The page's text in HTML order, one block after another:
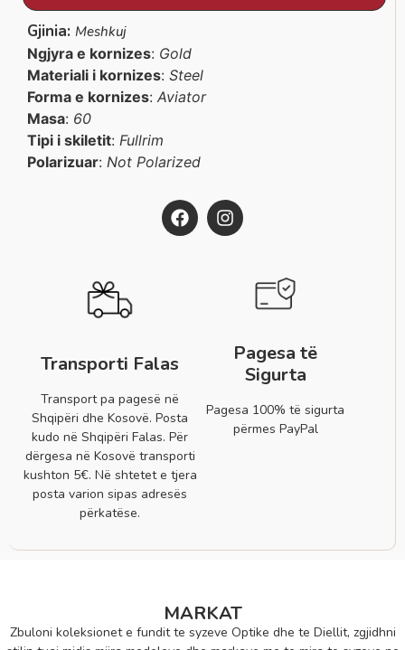
Gjinia: Meshkuj
Ngjyra e kornizes: Gold
Materiali i kornizes: Steel
Forma e kornizes: Aviator
Masa: 60
Tipi i skiletit: Fullrim
Polarizuar: Not Polarized
Transporti Falas
Transport pa pagesë në
Shqipëri dhe Kosovë. Posta
kudo në Shqipëri Falas. Për
dërgesa në Kosovë transporti
kushton 5€. Në shtetet e tjera
posta varion sipas adresës
përkatëse.
Pagesa të
Sigurta
Pagesa 100% të sigurta
përmes PayPal
MARKAT
Zbuloni koleksionet e fundit te syzeve Optike dhe te Diellit, zgjidhni